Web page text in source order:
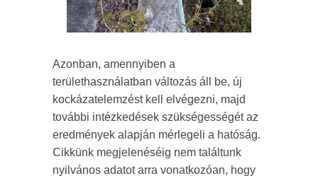
Azonban, amennyiben a
területhasználatban változás áll be, új
kockázatelemzést kell elvégezni, majd
további intézkedések szükségességét az
eredmények alapján mérlegeli a hatóság.
Cikkünk megjelenéséig nem találtunk
nyilvános adatot arra vonatkozóan, hogy